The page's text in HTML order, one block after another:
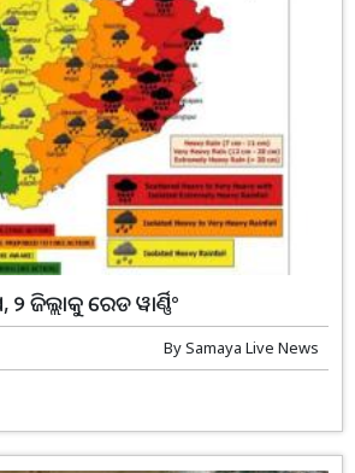
ଜିଲ୍ଲାକୁ ରେଡ ୱାର୍ଣ୍ଣିଂ
BySamaya Live News